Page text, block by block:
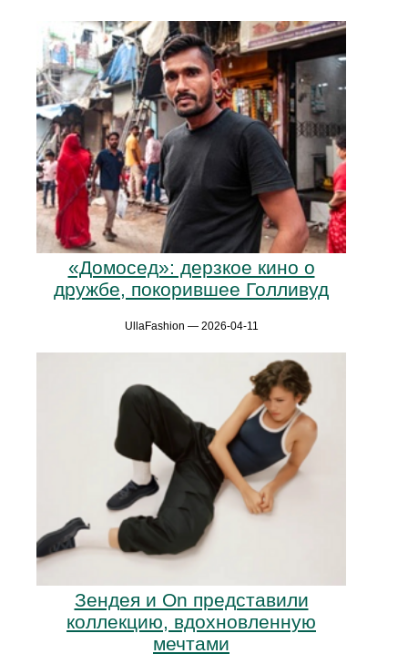
«Домосед»: дерзкое кино о
дружбе, покорившее Голливуд
UllaFashion — 2026-04-11
Зендея и On представили
коллекцию, вдохновленную
мечтами